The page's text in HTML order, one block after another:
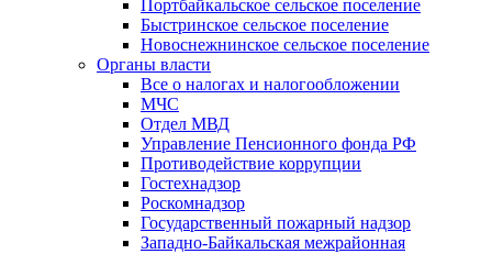
Портбайкальское сельское поселение
Быстринское сельское поселение
Новоснежнинское сельское поселение
Органы власти
Все о налогах и налогообложении
МЧС
Отдел МВД
Управление Пенсионного фонда РФ
Противодействие коррупции
Гостехнадзор
Роскомнадзор
Государственный пожарный надзор
Западно-Байкальская межрайонная